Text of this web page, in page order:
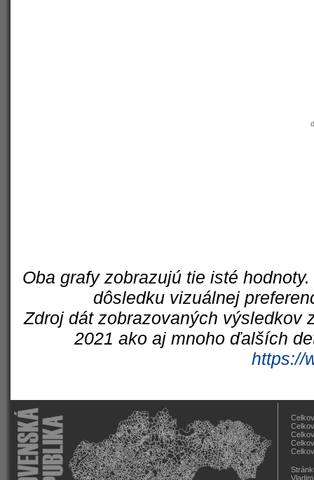
Oba grafy zobrazujú tie isté
dôsledku vizuálnej
Zdroj dát zobrazovaných výsledkov
2021 ako aj mnoho ďalších
https://